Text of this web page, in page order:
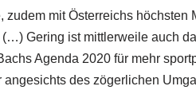
mit Österreichs höchsten
Gering ist mittlerweile auch
Agenda 2020 für mehr
des zögerlichen